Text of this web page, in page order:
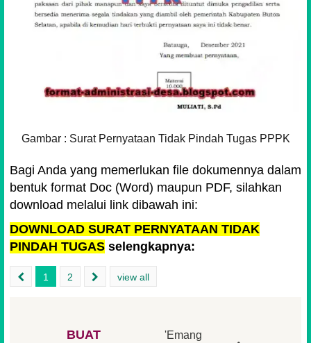
Gambar : Surat Pernyataan Tidak Pindah Tugas PPPK
Bagi Anda yang memerlukan file dokumennya dalam
bentuk format Doc (Word) maupun PDF, silahkan
download melalui link dibawah ini:
DOWNLOAD SURAT PERNYATAAN TIDAK
PINDAH TUGAS selengkapnya:
1 2 view all
BUAT
'Emang